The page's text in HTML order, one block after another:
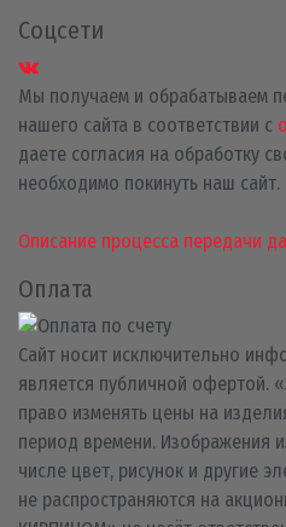
Соцсети
Мы получаем и обрабатываем
нашего сайта в соответствии с
даете согласия на обработку
необходимо покинуть наш сайт.
Описание процесса передачи
Оплата
Сайт носит исключительно
является публичной офертой.
право изменять цены на
период времени. Изображения
числе цвет, рисунок и другие
не распространяются на